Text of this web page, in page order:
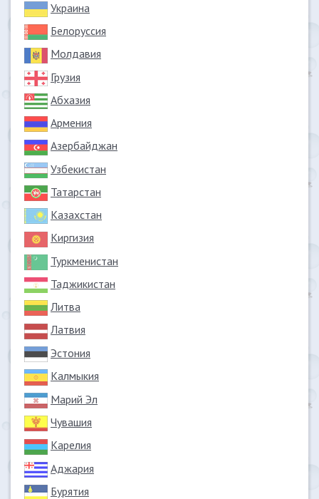
Украина
Белоруссия
Молдавия
Грузия
Абхазия
Армения
Азербайджан
Узбекистан
Татарстан
Казахстан
Киргизия
Туркменистан
Таджикистан
Литва
Латвия
Эстония
Калмыкия
Марий Эл
Чувашия
Карелия
Аджария
Бурятия